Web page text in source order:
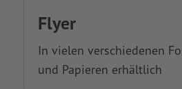
Flyer
In vielen verschiedenen
und Papieren erhältlich